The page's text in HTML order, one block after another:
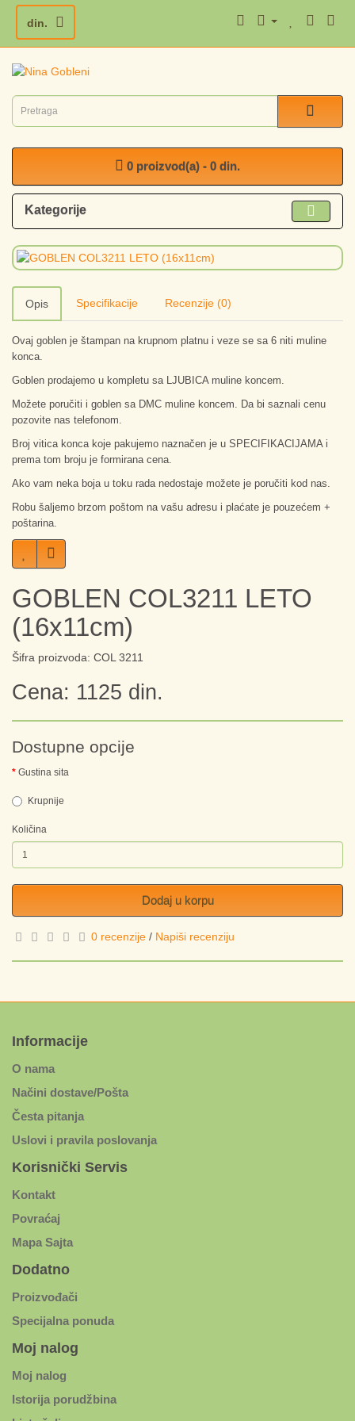
din.
0 proizvod(a) - 0 din.
Kategorije
Opis Specifikacije Recenzije (0)
Ovaj goblen je štampan na krupnom platnu i veze se sa 6 niti muline
konca.
Goblen prodajemo u kompletu sa LJUBICA muline koncem.
Možete poručiti i goblen sa DMC muline koncem. Da bi saznali cenu
pozovite nas telefonom.
Broj vitica konca koje pakujemo naznačen je u SPECIFIKACIJAMA i
prema tom broju je formirana cena.
Ako vam neka boja u toku rada nedostaje možete je poručiti kod nas.
Robu šaljemo brzom poštom na vašu adresu i plaćate je pouzećem +
poštarina.
GOBLEN COL3211 LETO
(16x11cm)
Šifra proizvoda: COL 3211
Cena: 1125 din.
Dostupne opcije
Gustina sita
Krupnije
Količina
Dodaj u korpu
0 recenzije / Napiši recenziju
Informacije
O nama
Načini dostave/Pošta
Česta pitanja
Uslovi i pravila poslovanja
Korisnički Servis
Kontakt
Povraćaj
Mapa Sajta
Dodatno
Proizvođači
Specijalna ponuda
Moj nalog
Moj nalog
Istorija porudžbina